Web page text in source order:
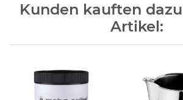
Kunden kauften
Artikel: